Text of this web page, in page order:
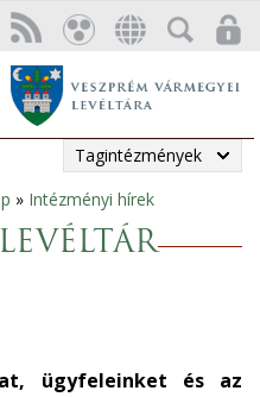
Tagintézmények
» Intézményi hírek
ügyfeleinket és az